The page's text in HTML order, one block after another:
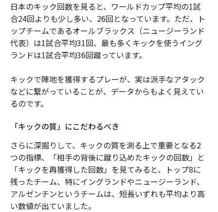
日本のキック回数を見ると、ワールドカップ平均の1試
合24回よりも少し多い、26回となっています。ただ、ト
ップチームであるオールブラックス（ニュージーランド
代表）は1試合平均31回、最も多くキックを使うイング
ランドは1試合平均36回蹴っています。
キックで陣地を獲得するプレーが、実は派手なアタック
などに繋がっていることが、データからもよく見えてい
るのです。
「キックの質」にこだわるべき
さらに深掘りして、キックの質を測る上で重要となる2
つの指標、「相手の背後に蹴り込めたキックの回数」と
「キックを再獲得した回数」を見てみると、トップ8に
残ったチーム、特にイングランドやニュージーランド、
アルゼンチンというチームは、短長いずれも平均より高
い数値が出ていました。